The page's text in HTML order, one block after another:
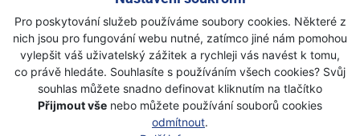
Pro poskytování služeb používáme soubory cookies. Některé z
nich jsou pro fungování webu nutné, zatímco jiné nám pomohou
vylepšit váš uživatelský zážitek a rychleji vás navést k tomu,
co právě hledáte. Souhlasíte s používáním všech cookies? Svůj
souhlas můžete snadno definovat kliknutím na tlačítko
Přijmout vše nebo můžete používání souborů cookies
odmítnout.
zdarma stáhnout do svých mobilů z App Store
nebo Google Play.
Nízké emise uhlíku- U tohoto výrobku si můžete
být jisti, že během aktivního používání produkuje
méně emisí uhlíku v porovnání s tradičním
benzínovým výrobkem. Tento akumulátorový
výrobek během používání nevypouští žádné